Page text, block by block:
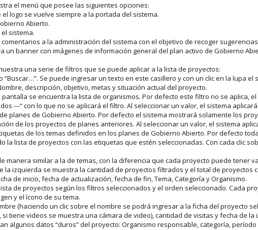
el menú que posee las siguientes opciones:
el logo se vuelve siempre a la portada del sistema.
Abierto.
sistema.
a la administración del sistema con el objetivo de recoger
un banner con imágenes de información general del plan activo de Gobierno
una serie de filtros que se puede aplicar a la lista de proyectos:
“Buscar…”. Se puede ingresar un texto en este casillero y con un clic en la lupa
descripción, objetivo, metas y situación actual del proyecto.
se encuentra la lista de organismos. Por defecto este filtro no se
---“ con lo que no se aplicará el filtro. Al seleccionar un valor, el sistema
planes de Gobierno Abierto. Por defecto el sistema mostrará solamente los
de los proyectos de planes anteriores. Al seleccionar un valor, el sistema
de los temas definidos en los planes de Gobierno Abierto. Por defecto
la lista de proyectos con las etiquetas que estén seleccionadas. Con cada clic
manera similar a la de temas, con la diferencia que cada proyecto puede tener
la izquierda se muestra la cantidad de proyectos filtrados y el total de
de inicio, fecha de actualización, fecha de fin, Tema, Categoría y Organismo.
de proyectos según los filtros seleccionados y el orden seleccionado. Cada
y el ícono de su tema.
(haciendo un clic sobre el nombre se podrá ingresar a la ficha del proyecto
tiene videos se muestra una cámara de video), cantidad de visitas y fecha de
algunos datos “duros” del proyecto: Organismo responsable, categoría,